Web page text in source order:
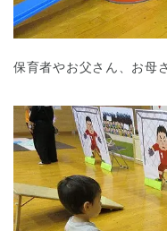
保育者やお父さん、お母